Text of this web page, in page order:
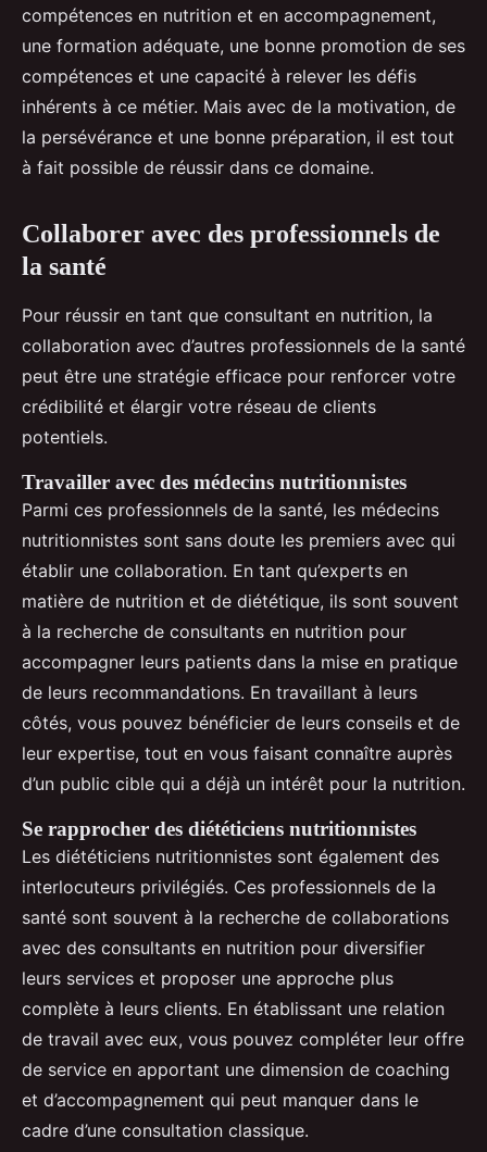
compétences en nutrition et en accompagnement,
une formation adéquate, une bonne promotion de ses
compétences et une capacité à relever les défis
inhérents à ce métier. Mais avec de la motivation, de
la persévérance et une bonne préparation, il est tout
à fait possible de réussir dans ce domaine.
Collaborer avec des professionnels de
la santé
Pour réussir en tant que consultant en nutrition, la
collaboration avec d’autres professionnels de la santé
peut être une stratégie efficace pour renforcer votre
crédibilité et élargir votre réseau de clients
potentiels.
Travailler avec des médecins nutritionnistes
Parmi ces professionnels de la santé, les médecins
nutritionnistes sont sans doute les premiers avec qui
établir une collaboration. En tant qu’experts en
matière de nutrition et de diététique, ils sont souvent
à la recherche de consultants en nutrition pour
accompagner leurs patients dans la mise en pratique
de leurs recommandations. En travaillant à leurs
côtés, vous pouvez bénéficier de leurs conseils et de
leur expertise, tout en vous faisant connaître auprès
d’un public cible qui a déjà un intérêt pour la nutrition.
Se rapprocher des diététiciens nutritionnistes
Les diététiciens nutritionnistes sont également des
interlocuteurs privilégiés. Ces professionnels de la
santé sont souvent à la recherche de collaborations
avec des consultants en nutrition pour diversifier
leurs services et proposer une approche plus
complète à leurs clients. En établissant une relation
de travail avec eux, vous pouvez compléter leur offre
de service en apportant une dimension de coaching
et d’accompagnement qui peut manquer dans le
cadre d’une consultation classique.